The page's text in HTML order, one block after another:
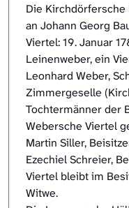
Die Kirchdörfersche
an Johann Georg
Viertel: 19. Januar
Leinenweber, ein
Leonhard Weber,
Zimmergeselle
Tochtermänner der
Webersche Viertel
Martin Siller,
Ezechiel Schreier,
Viertel bleibt im
Witwe.